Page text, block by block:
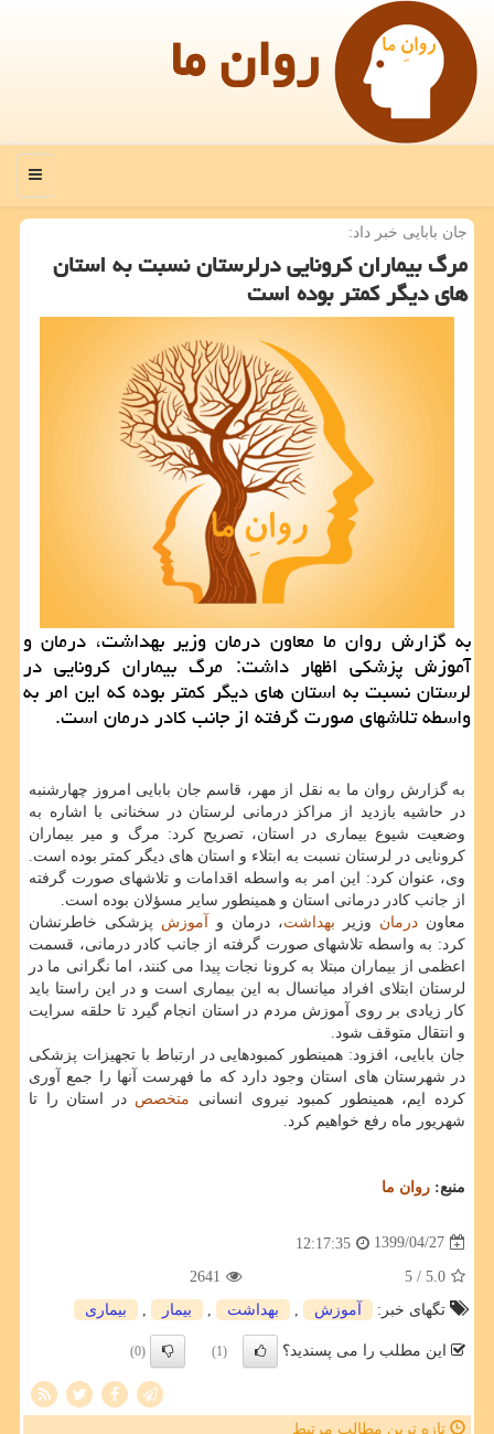
روان ما
منو
جان بابایی خبر داد:
مرگ بیماران كرونایی درلرستان نسبت به استان
های دیگر كمتر بوده است
به گزارش روان ما معاون درمان وزیر بهداشت، درمان و
آموزش پزشكی اظهار داشت: مرگ بیماران كرونایی در
لرستان نسبت به استان های دیگر كمتر بوده كه این امر به
واسطه تلاشهای صورت گرفته از جانب كادر درمان است.
به گزارش روان ما به نقل از مهر، قاسم جان بابایی امروز چهارشنبه
در حاشیه بازدید از مراکز درمانی لرستان در سخنانی با اشاره به
وضعیت شیوع بیماری در استان، تصریح کرد: مرگ و میر بیماران
کرونایی در لرستان نسبت به ابتلاء و استان های دیگر کمتر بوده است.
وی، عنوان کرد: این امر به واسطه اقدامات و تلاشهای صورت گرفته
از جانب کادر درمانی استان و همینطور سایر مسؤلان بوده است.
معاون درمان وزیر بهداشت، درمان و آموزش پزشکی خاطرنشان
کرد: به واسطه تلاشهای صورت گرفته از جانب کادر درمانی، قسمت
اعظمی از بیماران مبتلا به کرونا نجات پیدا می کنند، اما نگرانی ما در
لرستان ابتلای افراد میانسال به این بیماری است و در این راستا باید
کار زیادی بر روی آموزش مردم در استان انجام گیرد تا حلقه سرایت
و انتقال متوقف شود.
جان بابایی، افزود: همینطور کمبودهایی در ارتباط با تجهیزات پزشکی
در شهرستان های استان وجود دارد که ما فهرست آنها را جمع آوری
کرده ایم، همینطور کمبود نیروی انسانی متخصص در استان را تا
شهریور ماه رفع خواهیم کرد.
منبع: روان ما
1399/04/27
12:17:35
5.0
/ 5
2641
تگهای خبر:
آموزش بهداشت بیمار بیماری
این مطلب را می پسندید؟ (1)
(0)
تازه ترین مطالب مرتبط